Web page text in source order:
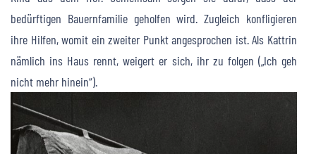
bedürftigen Bauernfamilie geholfen wird. Zugleich konfligieren
ihre Hilfen, womit ein zweiter Punkt angesprochen ist. Als Kattrin
nämlich ins Haus rennt, weigert er sich, ihr zu folgen („Ich geh
nicht mehr hinein“).